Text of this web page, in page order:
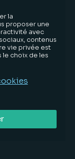
par le
&
la
proposer une
avec
contenus
vie privée est
le choix de les